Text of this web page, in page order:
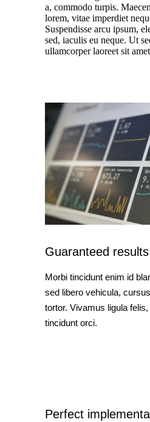
a, commodo turpis.
lorem, vitae imperdiet
Suspendisse arcu ipsum,
sed, iaculis eu neque. Ut
ullamcorper laoreet sit
Guaranteed results
Morbi tincidunt enim id
sed libero vehicula,
tortor. Vivamus ligula
tincidunt orci.
Perfect